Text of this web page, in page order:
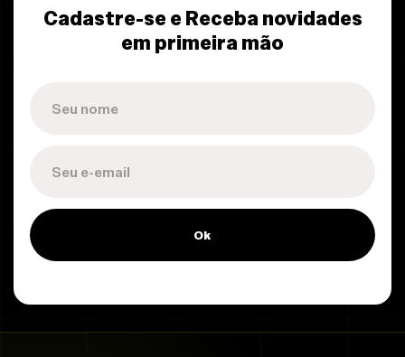
Cadastre-se e Receba novidades
em primeira mão
Ok